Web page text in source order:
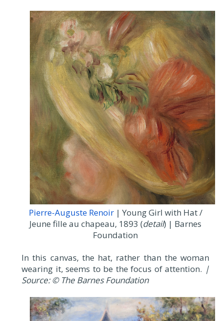
Pierre-Auguste Renoir| Young Girl with Hat /
Jeune fille au chapeau, 1893 (detail) | Barnes
Foundation
In this canvas, the hat, rather than the woman
wearing it, seems to be the focus of attention. |
Source: © The Barnes Foundation